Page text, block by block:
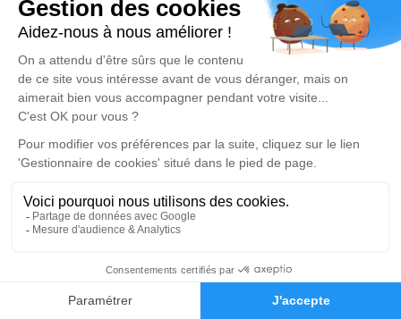
Faire-part Hommages
mémoire de Mariella GARCIA.
Un service de plantation d’arbre hommage est
disponible ici.
Je rends hommage
Cérémonie religieuse
Église Paroissiale Notre Dame de l'Assomption
de Sainte-Marie
97230 Sainte-Marie